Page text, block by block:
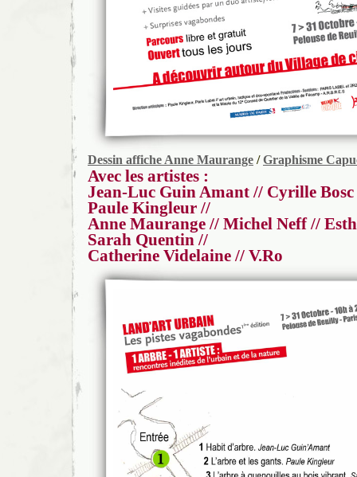
Dessin affiche Anne Maurange /Graphisme
Avec les artistes :
Jean-Luc Guin Amant // Cyrille
Paule Kingleur //
Anne Maurange // Michel Neff //
Sarah Quentin //
Catherine Videlaine // V.Ro